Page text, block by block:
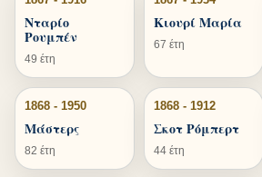
Νταρίο
Ρουμπέν
49 έτη
Κιουρί Μαρία
67 έτη
1868 - 1950
Μάστερς
82 έτη
1868 - 1912
Σκοτ Ρόμπερτ
44 έτη